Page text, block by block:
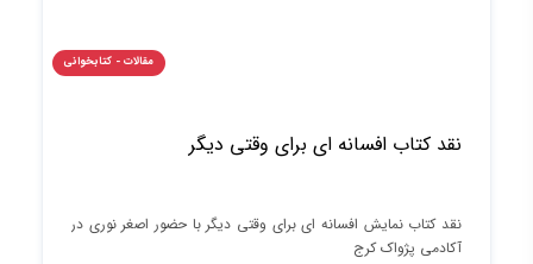
مقالات - کتابخوانی
نقد کتاب افسانه ای برای وقتی دیگر
نقد کتاب نمایش افسانه ای برای وقتی دیگر با حضور اصغر نوری در
آکادمی پژواک کرج